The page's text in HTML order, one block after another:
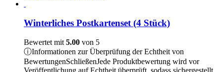
Winterliches Postkartenset (4 Stück)
Bewertet mit 5.00 von 5
ⓘInformationen zur Überprüfung der Echtheit von
BewertungenSchließenJede Produktbewertung wird vor
Veröffentlichung auf Echtheit überprüft, sodass sichergestellt